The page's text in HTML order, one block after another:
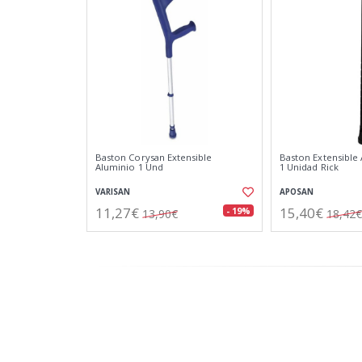
Baston Corysan Extensible
Aluminio 1 Und
VARISAN
11,27€ 13,90€ - 19%
Baston Extensible
1 Unidad Rick
APOSAN
15,40€ 18,42€